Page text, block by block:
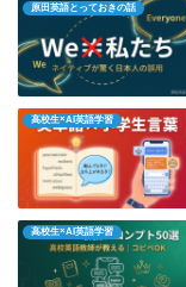
原田英語とっておきの話
高校生×AI英語学習
高校生×AI英語学習